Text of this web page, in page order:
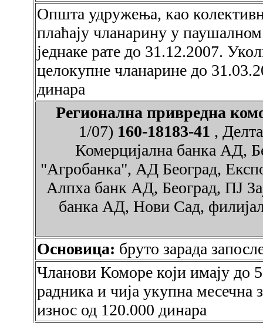
Општа удружења, као
плаћају чланарину у
једнаке рате до 31.12.2007.
целокупне чланарине до
динара
Регионална привредна
1/07) 160-18183-41 ,
Комерцијална банка АД,
"Агробанка", АД Београд,
Алпха банк АД, Београд, ПЈ
банка АД, Нови Сад,
Основица: бруто зарада
Чланови Коморе који имају до
радника и чија укупна месечна
износ од 120.000 динара